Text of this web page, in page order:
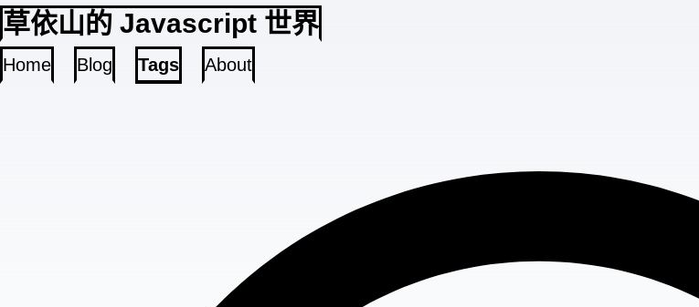
草依山的 Javascript 世界
Home Blog Tags About